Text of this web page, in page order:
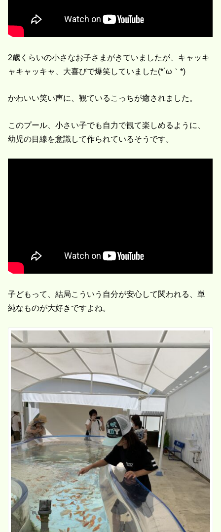
2歳くらいの小さなお子さまがきていましたが、キャッキ
ャキャッキャ、大喜びで爆笑していました(*´ω｀*)
かわいい笑い声に、観ているこっちが癒されました。
このプール、小さい子でも自力で観て楽しめるように、
幼児の目線を意識して作られているそうです。
子どもって、結局こういう自分が安心して関われる、単
純なものが大好きですよね。